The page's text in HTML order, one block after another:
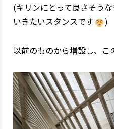
(キリンにとって良さそう
いきたいスタンスです
)
以前のものから増設し、こ